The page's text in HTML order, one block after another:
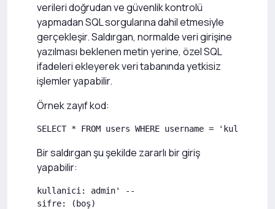
verileri doğrudan ve güvenlik kontrolü
yapmadan SQL sorgularına dahil etmesiyle
gerçekleşir. Saldırgan, normalde veri girişine
yazılması beklenen metin yerine, özel SQL
ifadeleri ekleyerek veri tabanında yetkisiz
işlemler yapabilir.
Örnek zayıf kod:
SELECT * FROM users WHERE username =
Bir saldırgan şu şekilde zararlı bir giriş
yapabilir:
kullanici: admin' --
sifre: (boş)